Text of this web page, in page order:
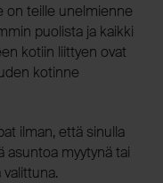
on teille unelmienne
puolista ja kaikki
kotiin liittyen ovat
kotinne
ilman, että sinulla
asuntoa myytynä tai